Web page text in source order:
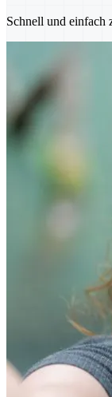
Schnell und einfach